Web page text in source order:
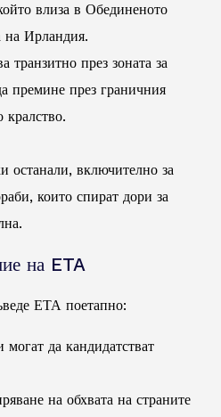
влиза в Обединеното
на Ирландия.
транзитно през зоната за
премине през граничния
останали, включително за
които спират дори за
на ETA
ЕТА поетапно:
да кандидатстват
на обхвата на страните